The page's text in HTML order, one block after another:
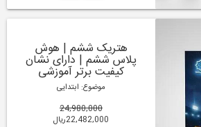
هتریک ششم | هوش
پلاس ششم | دارای نشان
کیفیت برتر آموزشی
موضوع: ابتدایی
24,980,000
22,482,000ریال